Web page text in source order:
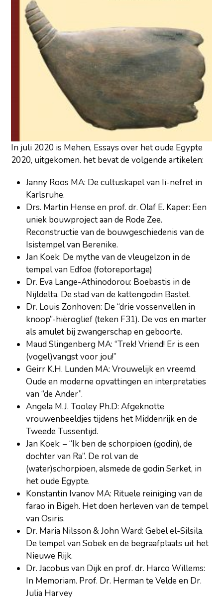
In juli 2020 is Mehen, Essays over het oude Egypte
2020, uitgekomen. het bevat de volgende artikelen:
Janny Roos MA: De cultuskapel van Ii-nefret in
Karlsruhe.
Drs. Martin Hense en prof. dr. Olaf E. Kaper: Een
uniek bouwproject aan de Rode Zee.
Reconstructie van de bouwgeschiedenis van de
Isistempel van Berenike.
Jan Koek: De mythe van de vleugelzon in de
tempel van Edfoe (fotoreportage)
Dr. Eva Lange-Athinodorou: Boebastis in de
Nijldelta. De stad van de kattengodin Bastet.
Dr. Louis Zonhoven: De “drie vossenvellen in
knoop”-hiëroglief (teken F31). De vos en marter
als amulet bij zwangerschap en geboorte.
Maud Slingenberg MA: “Trek! Vriend! Er is een
(vogel)vangst voor jou!”
Geirr K.H. Lunden MA: Vrouwelijk en vreemd.
Oude en moderne opvattingen en interpretaties
van “de Ander”.
Angela M.J. Tooley Ph.D: Afgeknotte
vrouwenbeeldjes tijdens het Middenrijk en de
Tweede Tussentijd.
Jan Koek: – “Ik ben de schorpioen (godin), de
dochter van Ra”. De rol van de
(water)schorpioen, alsmede de godin Serket, in
het oude Egypte.
Konstantin Ivanov MA: Rituele reiniging van de
farao in Bigeh. Het doen herleven van de tempel
van Osiris.
Dr. Maria Nilsson & John Ward: Gebel el-Silsila.
De tempel van Sobek en de begraafplaats uit het
Nieuwe Rijk.
Dr. Jacobus van Dijk en prof. dr. Harco Willems:
In Memoriam. Prof. Dr. Herman te Velde en Dr.
Julia Harvey